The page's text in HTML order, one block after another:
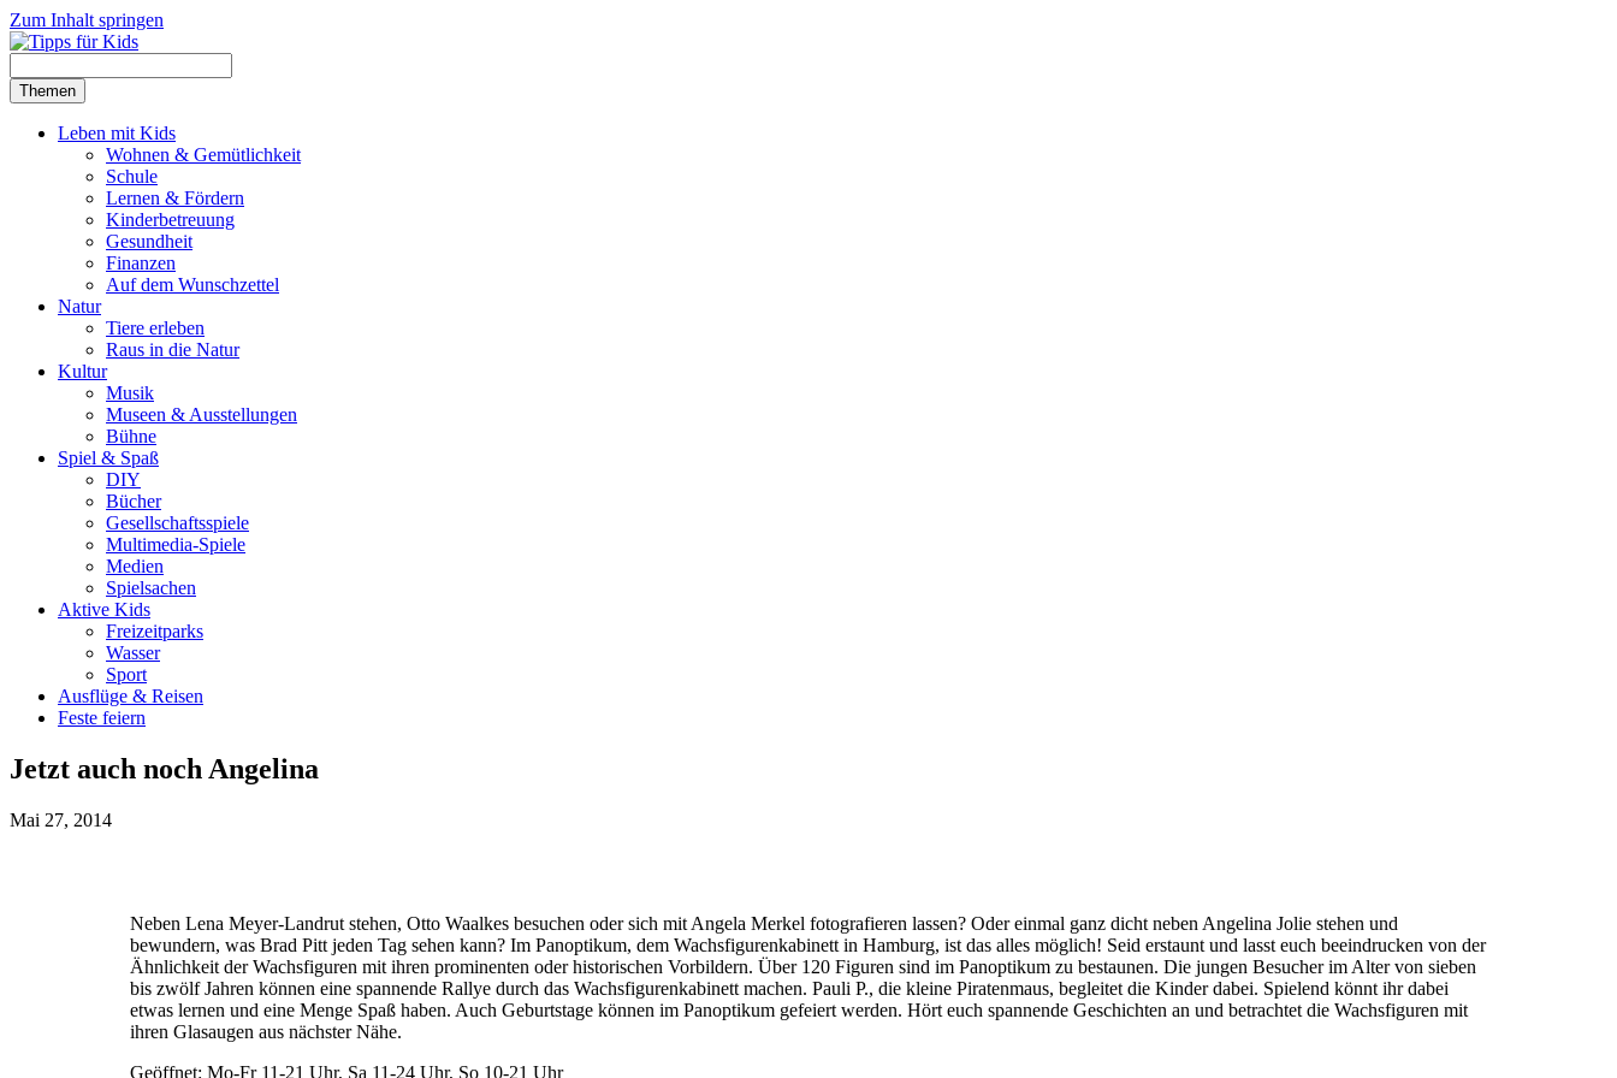
Zum Inhalt springen
Themen
Leben mit Kids
Wohnen & Gemütlichkeit
Schule
Lernen & Fördern
Kinderbetreuung
Gesundheit
Finanzen
Auf dem Wunschzettel
Natur
Tiere erleben
Raus in die Natur
Kultur
Musik
Museen & Ausstellungen
Bühne
Spiel & Spaß
DIY
Bücher
Gesellschaftsspiele
Multimedia-Spiele
Medien
Spielsachen
Aktive Kids
Freizeitparks
Wasser
Sport
Ausflüge & Reisen
Feste feiern
Jetzt auch noch Angelina
Mai 27, 2014
Neben Lena Meyer-Landrut stehen, Otto Waalkes besuchen oder sich mit Angela Merkel fotografieren lassen? Oder einmal ganz dicht neben Angelina Jolie stehen und
bewundern, was Brad Pitt jeden Tag sehen kann? Im Panoptikum, dem Wachsfigurenkabinett in Hamburg, ist das alles möglich! Seid erstaunt und lasst euch beeindrucken von der
Ähnlichkeit der Wachsfiguren mit ihren prominenten oder historischen Vorbildern. Über 120 Figuren sind im Panoptikum zu bestaunen. Die jungen Besucher im Alter von sieben
bis zwölf Jahren können eine spannende Rallye durch das Wachsfigurenkabinett machen. Pauli P., die kleine Piratenmaus, begleitet die Kinder dabei. Spielend könnt ihr dabei
etwas lernen und eine Menge Spaß haben. Auch Geburtstage können im Panoptikum gefeiert werden. Hört euch spannende Geschichten an und betrachtet die Wachsfiguren mit
ihren Glasaugen aus nächster Nähe.
Geöffnet: Mo-Fr 11-21 Uhr, Sa 11-24 Uhr, So 10-21 Uhr